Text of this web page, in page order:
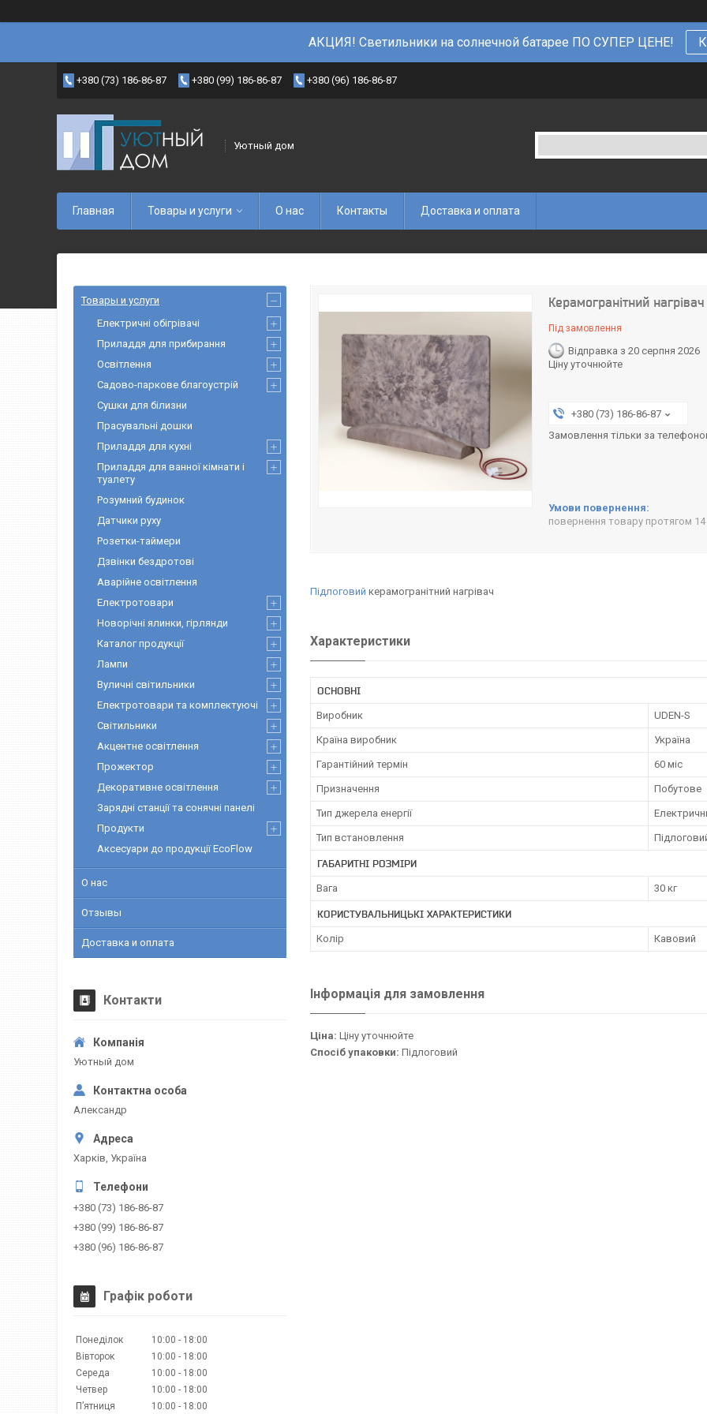
АКЦИЯ! Светильники на солнечной батарее ПО СУПЕР ЦЕНЕ!
+380 (73) 186-86-87 +380 (99) 186-86-87 +380 (96) 186-86-87
Уютный дом
Главная Товары и услуги О нас Контакты Доставка и оплата
Керамогранітний
Під замовлення
Відправка з 20 серпня 2026
Ціну уточнюйте
+380 (73) 186-86-87
Замовлення тільки за
повернення товару протягом
Підлоговий керамогранітний нагрівач
Характеристики
ОСНОВНІ
Виробник UDEN-S
Країна виробник Україна
Гарантійний термін 60 міс
Призначення Побутове
Тип джерела енергії
Тип встановлення
ГАБАРИТНІ РОЗМІРИ
Вага 30 кг
КОРИСТУВАЛЬНИЦЬКІ ХАРАКТЕРИСТИКИ
Колір Кавовий
Інформація для замовлення
Ціна: Ціну уточнюйте
Спосіб упаковки: Підлоговий
Товары и услуги
Електричні обігрівачі
Приладдя для прибирання
Освітлення
Садово-паркове благоустрій
Сушки для білизни
Прасувальні дошки
Приладдя для кухні
Приладдя для ванної кімнати і
туалету
Розумний будинок
Датчики руху
Розетки-таймери
Дзвінки бездротові
Аварійне освітлення
Електротовари
Новорічні ялинки, гірлянди
Каталог продукції
Лампи
Вуличні світильники
Електротовари та комплектуючі
Світильники
Акцентне освітлення
Прожектор
Декоративне освітлення
Зарядні станції та сонячні панелі
Продукти
Аксесуари до продукції EcoFlow
О нас
Отзывы
Доставка и оплата
Контакти
Уютный дом
Александр
Харків, Україна
+380 (73) 186-86-87
+380 (99) 186-86-87
+380 (96) 186-86-87
Графік роботи
Понеділок 10:00
18:00
Вівторок
10:00
18:00
Середа
10:00
18:00
Четвер
10:00
18:00
Пʼятниця
10:00 18:00